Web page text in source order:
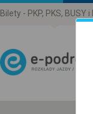
Bilety - PKP, PKS, BUSY i